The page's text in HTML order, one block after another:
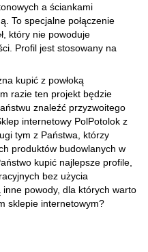
a ściankami
To specjalne połączenie
który nie powoduje
Profil jest stosowany na
kupić z powłoką
razie ten projekt będzie
znaleźć przyzwoitego
internetowy PolPotolok z
tym z Państwa, którzy
produktów budowlanych w
kupić najlepsze profile,
bez użycia
powody, dla których warto
sklepie internetowym?